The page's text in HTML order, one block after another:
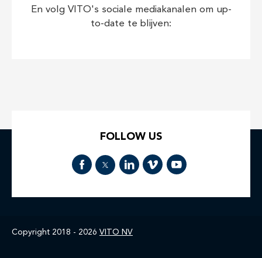
En volg VITO's sociale mediakanalen om up-
to-date te blijven:
FOLLOW US
Copyright 2018 - 2026 VITO NV